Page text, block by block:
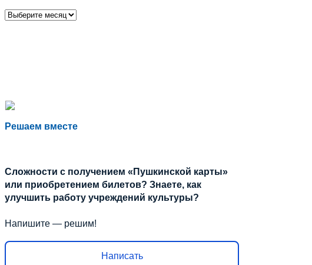
Архивы
Решаем вместе
Сложности с получением «Пушкинской карты»
или приобретением билетов? Знаете, как
улучшить работу учреждений культуры?
Напишите — решим!
Написать